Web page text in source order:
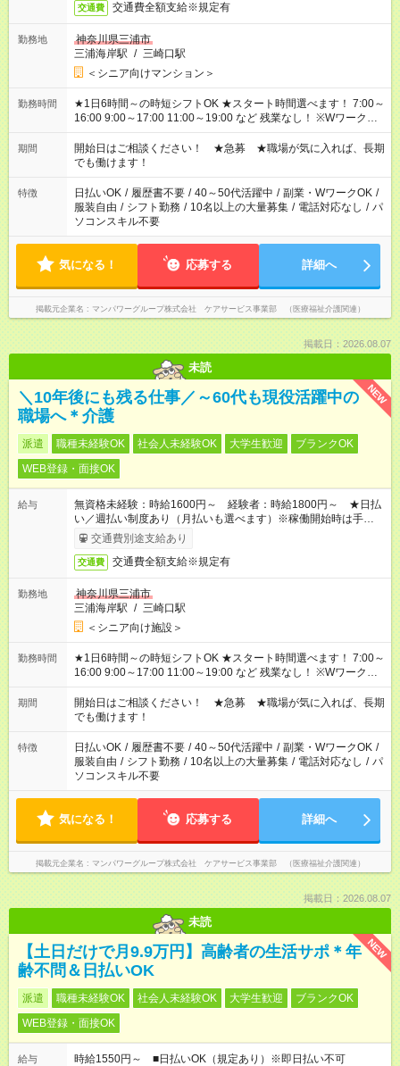
交通費 交通費全額支給※規定有
勤務地
神奈川県三浦市
三浦海岸駅 / 三崎口駅
＜シニア向けマンション＞
勤務時間
★1日6時間～の時短シフトOK ★スタート時間選べます！ 7:00～
16:00 9:00～17:00 11:00～19:00 など 残業なし！ ※Wワークの
場合、他のお仕事と合わせ週40時間超の就業はご案内できませ
ん ※法令に基づき、週20時間以上勤務は社会保険への加入対象
となります ※労働者派遣法（日雇い派遣の原則禁止）により、
短時間・短期間の就業はご案内が難しい場合があります
期間
開始日はご相談ください！ ★急募 ★職場が気に入れば、長期
でも働けます！
特徴 日払いOK / 履歴書不要 / 40～50代活躍中 / 副業・WワークOK /
服装自由 / シフト勤務 / 10名以上の大量募集 / 電話対応なし / パ
ソコンスキル不要
気になる！ 応募する 詳細へ
掲載元企業名 マンパワーグループ株式会社 ケアサービス事業部 （医療福祉介護関連）
掲載日：2026.08.07
未読
NEW
＼10年後にも残る仕事／～60代も現役活躍中の
職場へ＊介護
派遣 職種未経験OK 社会人未経験OK 大学生歓迎
ブランクOK
WEB登録・面接OK
給与
無資格未経験：時給1600円～ 経験者：時給1800円～ ★日払
い／週払い制度あり（月払いも選べます）※稼働開始時は手続き
完了次第のお支払いとなります。
交通費別途支給あり
交通費 交通費全額支給※規定有
勤務地
神奈川県三浦市
三浦海岸駅 / 三崎口駅
＜シニア向け施設＞
勤務時間
★1日6時間～の時短シフトOK ★スタート時間選べます！ 7:00～
16:00 9:00～17:00 11:00～19:00 など 残業なし！ ※Wワークの
場合、他のお仕事と合わせ週40時間超の就業はご案内できませ
ん ※法令に基づき、週20時間以上勤務は社会保険への加入対象
となります ※労働者派遣法（日雇い派遣の原則禁止）により、
短時間・短期間の就業はご案内が難しい場合があります
期間
開始日はご相談ください！ ★急募 ★職場が気に入れば、長期
でも働けます！
特徴 日払いOK / 履歴書不要 / 40～50代活躍中 / 副業・WワークOK /
服装自由 / シフト勤務 / 10名以上の大量募集 / 電話対応なし / パ
ソコンスキル不要
気になる！ 応募する 詳細へ
掲載元企業名 マンパワーグループ株式会社 ケアサービス事業部 （医療福祉介護関連）
掲載日：2026.08.07
未読
NEW
【土日だけで月9.9万円】高齢者の生活サポ＊年
齢不問＆日払いOK
派遣 職種未経験OK 社会人未経験OK 大学生歓迎
ブランクOK
WEB登録・面接OK
給与
時給1550円～ ■日払いOK（規定あり）※即日払い不可